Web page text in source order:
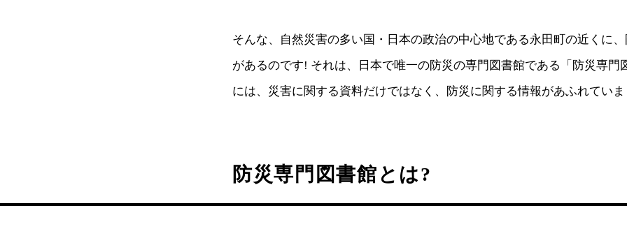
そんな、自然災害の多い国・日本の政治の中心地である永田町の近くに
があるのです! それは、日本で唯一の防災の専門図書館である「防災専門
には、災害に関する資料だけではなく、防災に関する情報があふれていま
防災専門図書館とは?